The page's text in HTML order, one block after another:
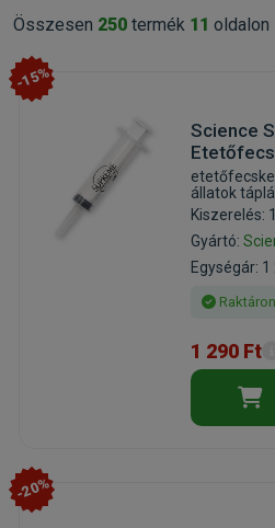
Összesen 250 termék 11 oldalon
-15%
Science
állatok
Kiszerelés:
Gyártó:
Egységár:
Raktáron
1 290 Ft
-20%